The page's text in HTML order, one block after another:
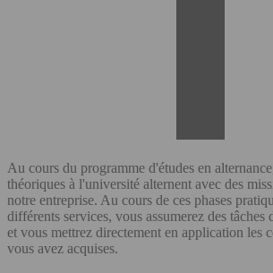
Au cours du programme d'études en
théoriques à l'université alternent avec des
notre entreprise. Au cours de ces phases
différents services, vous assumerez des tâches
et vous mettrez directement en application les
vous avez acquises.